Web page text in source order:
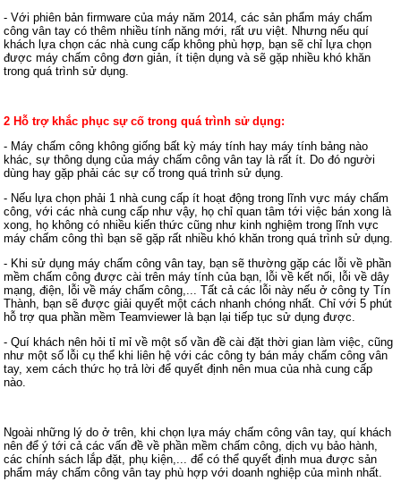
- Với phiên bản firmware của máy năm 2014, các sản phẩm máy chấm
công vân tay có thêm nhiều tính năng mới, rất ưu việt. Nhưng nếu quí
khách lựa chọn các nhà cung cấp không phù hợp, bạn sẽ chỉ lựa chọn
được máy chấm công đơn giản, ít tiện dụng và sẽ gặp nhiều khó khăn
trong quá trình sử dụng.
2 Hỗ trợ khắc phục sự cố trong quá trình sử dụng:
- Máy chấm công không giống bất kỳ máy tính hay máy tính bảng nào
khác, sự thông dụng của máy chấm công vân tay là rất ít. Do đó người
dùng hay gặp phải các sự cố trong quá trình sử dụng.
- Nếu lựa chọn phải 1 nhà cung cấp ít hoạt động trong lĩnh vực máy chấm
công, với các nhà cung cấp như vậy, họ chỉ quan tâm tới việc bán xong là
xong, họ không có nhiều kiến thức cũng như kinh nghiệm trong lĩnh vực
máy chấm công thì bạn sẽ gặp rất nhiều khó khăn trong quá trình sử dụng.
- Khi sử dụng máy chấm công vân tay, bạn sẽ thường gặp các lỗi về phần
mềm chấm công được cài trên máy tính của bạn, lỗi về kết nối, lỗi về dây
mạng, điện, lỗi về máy chấm công,... Tất cả các lỗi này nếu ở công ty Tín
Thành, bạn sẽ được giải quyết một cách nhanh chóng nhất. Chỉ với 5 phút
hỗ trợ qua phần mềm Teamviewer là bạn lại tiếp tục sử dụng được.
- Quí khách nên hỏi tỉ mỉ về một số vần đề cài đặt thời gian làm việc, cũng
như một số lỗi cụ thể khi liên hệ với các công ty bán máy chấm công vân
tay, xem cách thức họ trả lời để quyết định nên mua của nhà cung cấp
nào.
Ngoài những lý do ở trên, khi chọn lựa máy chấm công vân tay, quí khách
nên để ý tới cả các vấn đề về phần mềm chấm công, dịch vụ bảo hành,
các chính sách lắp đặt, phụ kiện,... để có thể quyết định mua được sản
phẩm máy chấm công vân tay phù hợp với doanh nghiệp của mình nhất.